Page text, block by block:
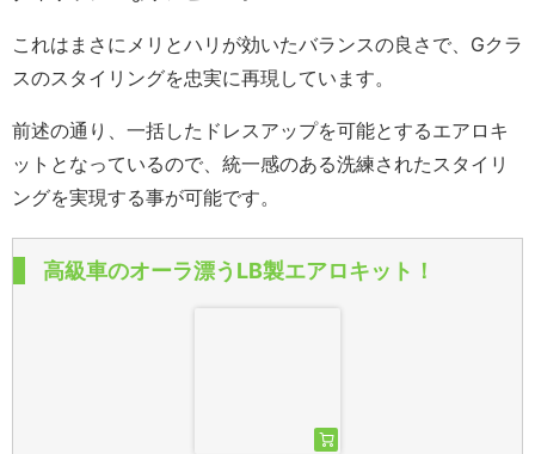
これはまさにメリとハリが効いたバランスの良さで、Gクラ
スのスタイリングを忠実に再現しています。
前述の通り、一括したドレスアップを可能とするエアロキ
ットとなっているので、統一感のある洗練されたスタイリ
ングを実現する事が可能です。
高級車のオーラ漂うLB製エアロキット！